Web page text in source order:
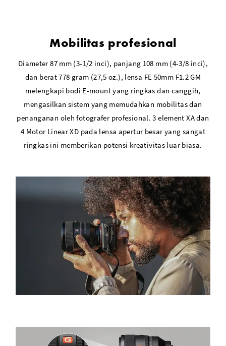
Mobilitas profesional
Diameter 87 mm (3-1/2 inci), panjang 108 mm (4-3/8 inci),
dan berat 778 gram (27,5 oz.), lensa FE 50mm F1.2 GM
melengkapi bodi E-mount yang ringkas dan canggih,
mengasilkan sistem yang memudahkan mobilitas dan
penanganan oleh fotografer profesional. 3 element XA dan
4 Motor Linear XD pada lensa apertur besar yang sangat
ringkas ini memberikan potensi kreativitas luar biasa.